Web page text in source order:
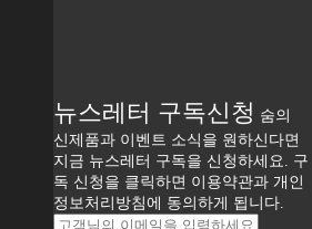
뉴스레터 구독신청 숨의
신제품과 이벤트 소식을 원하신다면
지금 뉴스레터 구독을 신청하세요. 구
독 신청을 클릭하면 이용약관과 개인
정보처리방침에 동의하게 됩니다.